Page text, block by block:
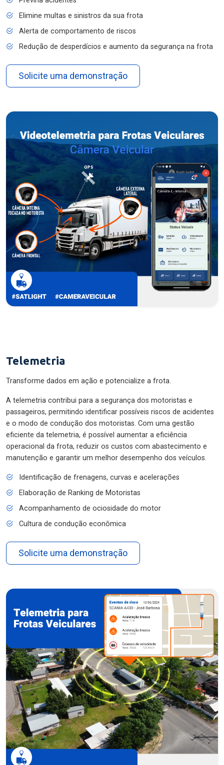
Elimine multas e sinistros da sua frota
Alerta de comportamento de riscos
Redução de desperdícios e aumento da segurança na frota
Solicite uma demonstração
Telemetria
Transforme dados em ação e potencialize a frota.
A telemetria contribui para a segurança dos motoristas e
passageiros, permitindo identificar possíveis riscos de acidentes
e o modo de condução dos motoristas. Com uma gestão
eficiente da telemetria, é possível aumentar a eficiência
operacional da frota, reduzir os custos com abastecimento e
manutenção e garantir um melhor desempenho dos veículos.
Identificação de frenagens, curvas e acelerações
Elaboração de Ranking de Motoristas
Acompanhamento de ociosidade do motor
Cultura de condução econômica
Solicite uma demonstração